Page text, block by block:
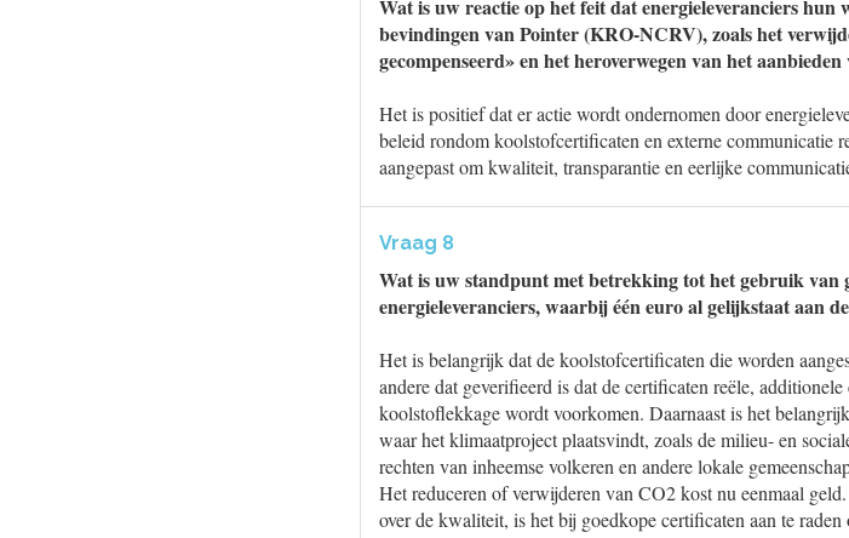
Wat is uw reactie op het feit dat energieleveranciers hun
bevindingen van Pointer (KRO-NCRV), zoals het
gecompenseerd» en het heroverwegen van het
Het is positief dat er actie wordt ondernomen door
beleid rondom koolstofcertificaten en externe communicatie
aangepast om kwaliteit, transparantie en eerlijke
Vraag 8
Wat is uw standpunt met betrekking tot het gebruik van
energieleveranciers, waarbij één euro al gelijkstaat aan
Het is belangrijk dat de koolstofcertificaten die worden
andere dat geverifieerd is dat de certificaten reële,
koolstoflekkage wordt voorkomen. Daarnaast is het
waar het klimaatproject plaatsvindt, zoals de milieu- en
rechten van inheemse volkeren en andere lokale
Het reduceren of verwijderen van CO2 kost nu eenmaal
over de kwaliteit, is het bij goedkope certificaten aan te